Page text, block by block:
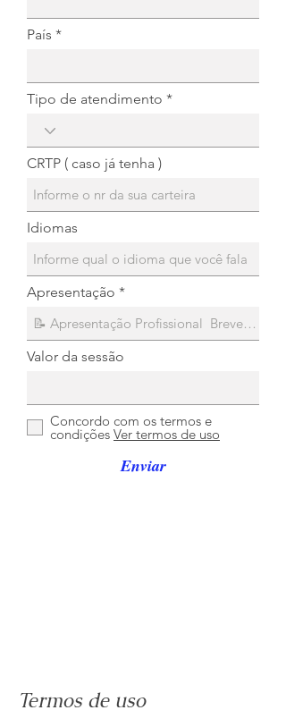
País
Tipo de atendimento
CRTP ( caso já tenha )
Idiomas
Apresentação
Valor da sessão
Concordo com os termos e
condições Ver termos de uso
Enviar
Termos de uso